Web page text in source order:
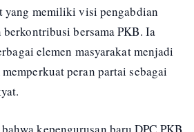
yang memiliki visi pengabdian
bersama PKB. Ia
elemen masyarakat menjadi
peran partai sebagai